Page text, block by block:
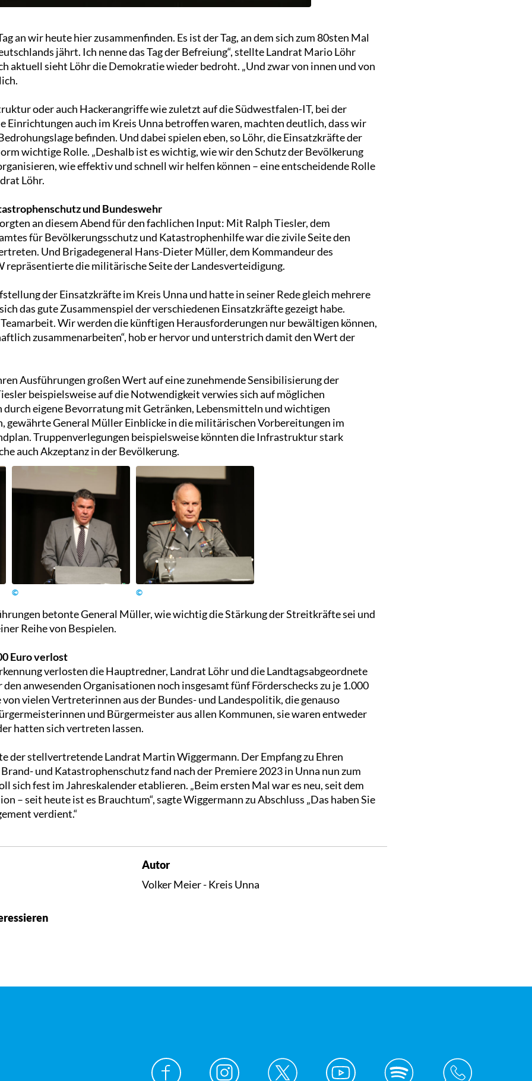
an wir heute hier zusammenfinden. Es ist der Tag, an dem sich zum 80sten Mal
jährt. Ich nenne das Tag der Befreiung“, stellte Landrat Mario Löhr
aktuell sieht Löhr die Demokratie wieder bedroht. „Und zwar von innen und von
oder auch Hackerangriffe wie zuletzt auf die Südwestfalen-IT, bei der
Einrichtungen auch im Kreis Unna betroffen waren, machten deutlich, dass wir
befinden. Und dabei spielen eben, so Löhr, die Einsatzkräfte der
wichtige Rolle. „Deshalb ist es wichtig, wie wir den Schutz der Bevölkerung
wie effektiv und schnell wir helfen können – eine entscheidende Rolle
Löhr.
und Bundeswehr
an diesem Abend für den fachlichen Input: Mit Ralph Tiesler, dem
für Bevölkerungsschutz und Katastrophenhilfe war die zivile Seite den
Und Brigadegeneral Hans-Dieter Müller, dem Kommandeur des
repräsentierte die militärische Seite der Landesverteidigung.
der Einsatzkräfte im Kreis Unna und hatte in seiner Rede gleich mehrere
das gute Zusammenspiel der verschiedenen Einsatzkräfte gezeigt habe.
Wir werden die künftigen Herausforderungen nur bewältigen können,
zusammenarbeiten“, hob er hervor und unterstrich damit den Wert der
Ausführungen großen Wert auf eine zunehmende Sensibilisierung der
beispielsweise auf die Notwendigkeit verwies sich auf möglichen
durch eigene Bevorratung mit Getränken, Lebensmitteln und wichtigen
gewährte General Müller Einblicke in die militärischen Vorbereitungen im
Truppenverlegungen beispielsweise könnten die Infrastruktur stark
auch Akzeptanz in der Bevölkerung.
© ©
betonte General Müller, wie wichtig die Stärkung der Streitkräfte sei und
Reihe von Bespielen.
Euro verlost
verlosten die Hauptredner, Landrat Löhr und die Landtagsabgeordnete
anwesenden Organisationen noch insgesamt fünf Förderschecks zu je 1.000
von vielen Vertreterinnen aus der Bundes- und Landespolitik, die genauso
und Bürgermeister aus allen Kommunen, sie waren entweder
hatten sich vertreten lassen.
der stellvertretende Landrat Martin Wiggermann. Der Empfang zu Ehren
und Katastrophenschutz fand nach der Premiere 2023 in Unna nun zum
sich fest im Jahreskalender etablieren. „Beim ersten Mal war es neu, seit dem
– seit heute ist es Brauchtum“, sagte Wiggermann zu Abschluss „Das haben Sie
verdient.“
Autor
Volker Meier - Kreis Unna